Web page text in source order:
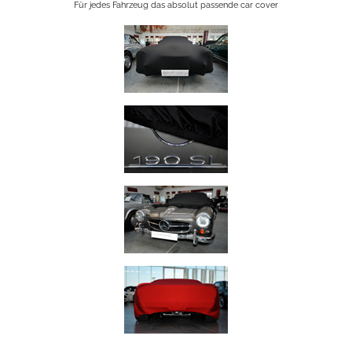
Für jedes Fahrzeug das absolut passende car cover